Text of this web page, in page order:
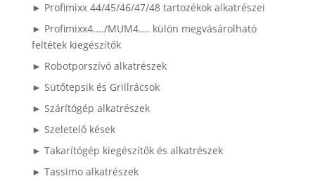
► Profimixx 44/45/46/47/48 tartozékok alkatrészei
► Profimixx4..../MUM4.... külön megvásárolható
feltétek kiegészítők
► Robotporszívó alkatrészek
► Sütőtepsik és Grillrácsok
► Szárítógép alkatrészek
► Szeletelő kések
► Takarítógép kiegészítők és alkatrészek
► Tassimo alkatrészek